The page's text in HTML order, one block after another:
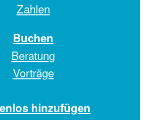
Zahlen
Buchen
Beratung
Vorträge
hinzufügen